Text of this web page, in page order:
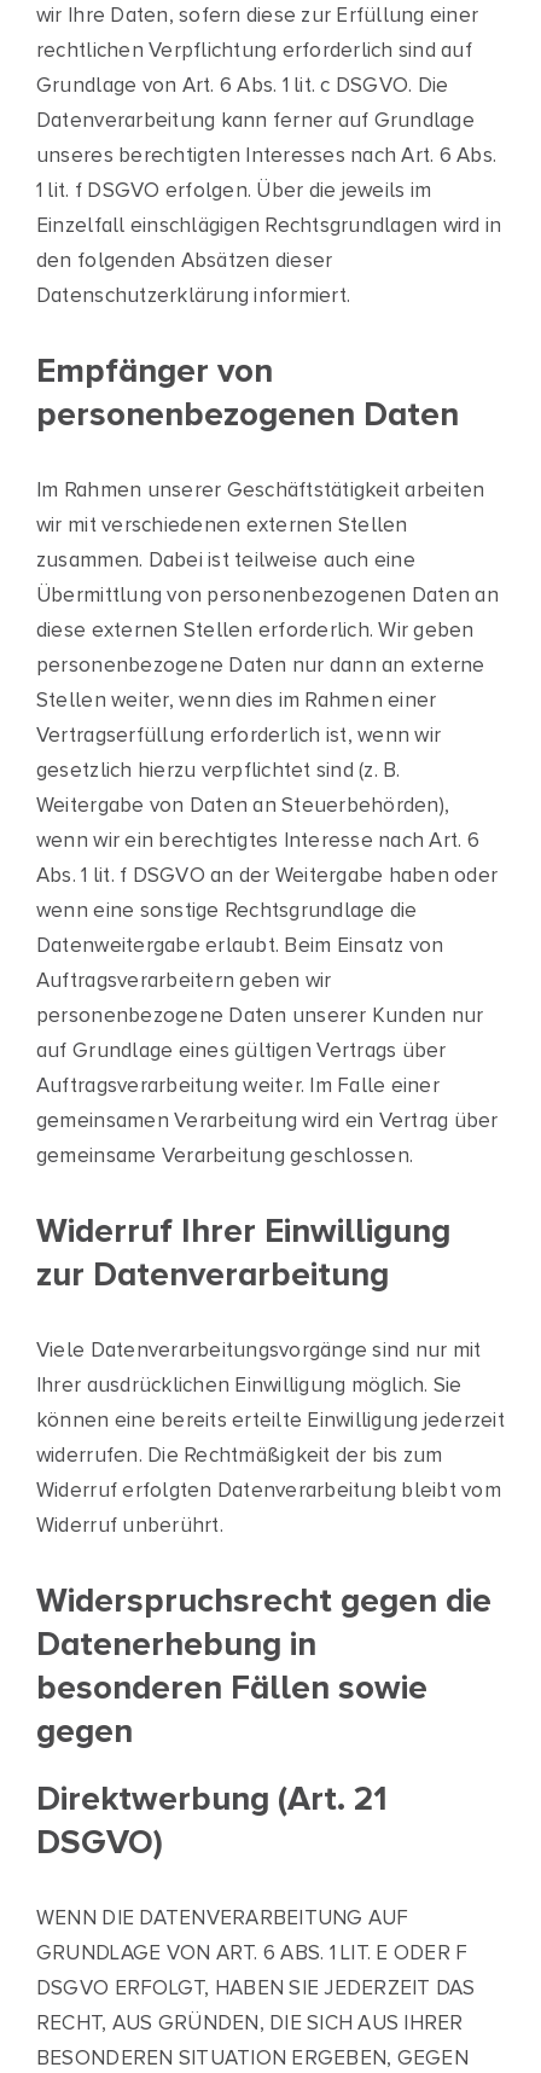
wir Ihre Daten, sofern diese zur Erfüllung einer
rechtlichen Verpflichtung erforderlich sind auf
Grundlage von Art. 6 Abs. 1 lit. c DSGVO. Die
Datenverarbeitung kann ferner auf Grundlage
unseres berechtigten Interesses nach Art. 6 Abs.
1 lit. f DSGVO erfolgen. Über die jeweils im
Einzelfall einschlägigen Rechtsgrundlagen wird in
den folgenden Absätzen dieser
Datenschutzerklärung informiert.
Empfänger von
personenbezogenen Daten
Im Rahmen unserer Geschäftstätigkeit arbeiten
wir mit verschiedenen externen Stellen
zusammen. Dabei ist teilweise auch eine
Übermittlung von personenbezogenen Daten an
diese externen Stellen erforderlich. Wir geben
personenbezogene Daten nur dann an externe
Stellen weiter, wenn dies im Rahmen einer
Vertragserfüllung erforderlich ist, wenn wir
gesetzlich hierzu verpflichtet sind (z. B.
Weitergabe von Daten an Steuerbehörden),
wenn wir ein berechtigtes Interesse nach Art. 6
Abs. 1 lit. f DSGVO an der Weitergabe haben oder
wenn eine sonstige Rechtsgrundlage die
Datenweitergabe erlaubt. Beim Einsatz von
Auftragsverarbeitern geben wir
personenbezogene Daten unserer Kunden nur
auf Grundlage eines gültigen Vertrags über
Auftragsverarbeitung weiter. Im Falle einer
gemeinsamen Verarbeitung wird ein Vertrag über
gemeinsame Verarbeitung geschlossen.
Widerruf Ihrer Einwilligung
zur Datenverarbeitung
Viele Datenverarbeitungsvorgänge sind nur mit
Ihrer ausdrücklichen Einwilligung möglich. Sie
können eine bereits erteilte Einwilligung jederzeit
widerrufen. Die Rechtmäßigkeit der bis zum
Widerruf erfolgten Datenverarbeitung bleibt vom
Widerruf unberührt.
Widerspruchsrecht gegen die
Datenerhebung in
besonderen Fällen sowie
gegen
Direktwerbung (Art. 21
DSGVO)
WENN DIE DATENVERARBEITUNG AUF
GRUNDLAGE VON ART. 6 ABS. 1 LIT. E ODER F
DSGVO ERFOLGT, HABEN SIE JEDERZEIT DAS
RECHT, AUS GRÜNDEN, DIE SICH AUS IHRER
BESONDEREN SITUATION ERGEBEN, GEGEN